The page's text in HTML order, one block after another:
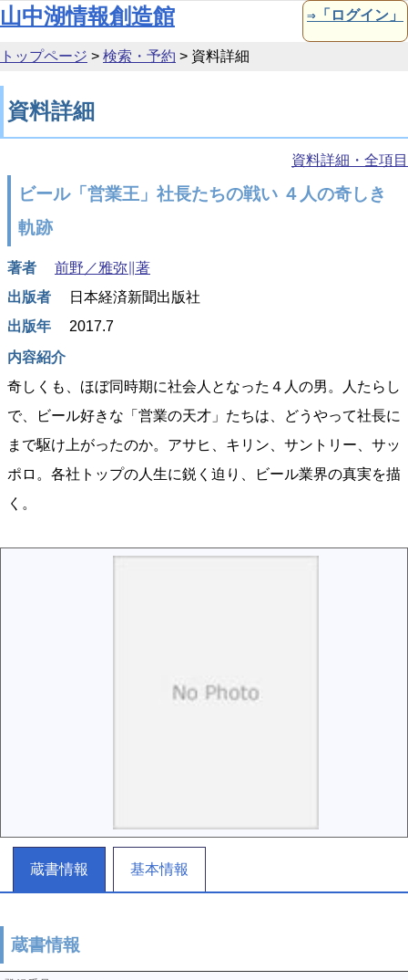
本文へ移動
山中湖情報創造館 ⇒「ログイン」
トップページ > 検索・予約 > 資料詳細
資料詳細
資料詳細・全項目
ビール「営業王」社長たちの戦い ４人の奇しき
軌跡
著者
前野／雅弥∥著
出版者
日本経済新聞出版社
出版年
2017.7
内容紹介
奇しくも、ほぼ同時期に社会人となった４人の男。人たらし
で、ビール好きな「営業の天才」たちは、どうやって社長に
まで駆け上がったのか。アサヒ、キリン、サントリー、サッ
ポロ。各社トップの人生に鋭く迫り、ビール業界の真実を描
く。
蔵書情報 基本情報
蔵書情報